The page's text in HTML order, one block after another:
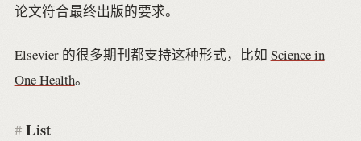
论文符合最终出版的要求。
Elsevier 的很多期刊都支持这种形式，比如 Science in
One Health。
List